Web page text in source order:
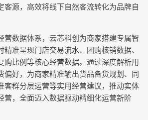
客源，高效将线下自然客流转化为品牌自
数据体系，云芯科创为商家搭建专属智
准呈现门店交易流水、团购核销数据、
购比例等核心经营数据。通过深度解析用
偏好，为商家精准输出货品备货规划、同
客群分层运营等实用经营建议，推动实体
营，全面迈入数据驱动精细化运营新阶